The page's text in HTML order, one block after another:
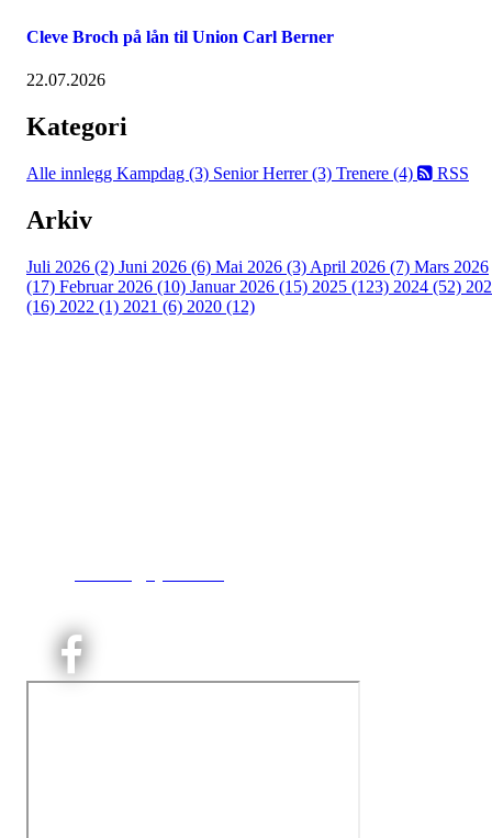
Cleve Broch på lån til Union Carl Berner
22.07.2026
Kategori
Alle innlegg Kampdag (3) Senior Herrer (3) Trenere (4) RSS
Arkiv
Juli 2026 (2) Juni 2026 (6) Mai 2026 (3) April 2026 (7) Mars 2026
(17) Februar 2026 (10) Januar 2026 (15) 2025 (123) 2024 (52)
(16) 2022 (1) 2021 (6) 2020 (12)